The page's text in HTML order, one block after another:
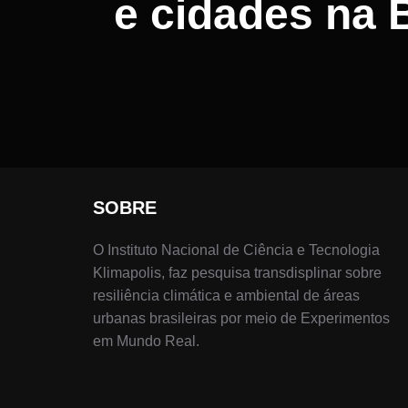
e cidades na
SOBRE
O Instituto Nacional de Ciência e Tecnologia
Klimapolis, faz pesquisa transdisplinar sobre
resiliência climática e ambiental de áreas
urbanas brasileiras por meio de Experimentos
em Mundo Real.